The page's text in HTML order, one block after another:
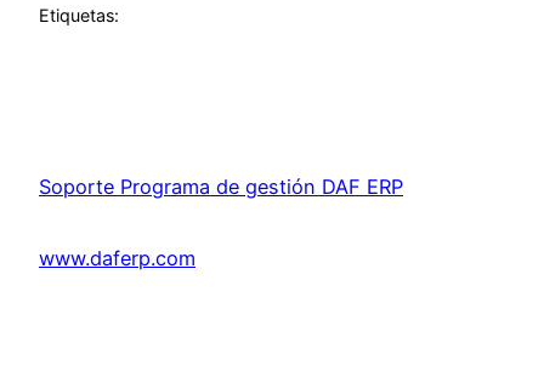
Etiquetas:
Soporte Programa de gestión DAF ERP
www.daferp.com